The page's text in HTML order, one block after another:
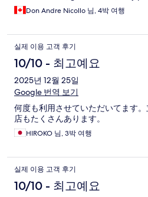
Don Andre Nicollo 님, 4박 여행
실제 이용 고객 후기
10/10 - 최고예요
2025년 12월 25일
Google 번역 보기
何度も利用させていただいてます
店もたくさんあります。
HIROKO 님, 3박 여행
실제 이용 고객 후기
10/10 - 최고예요